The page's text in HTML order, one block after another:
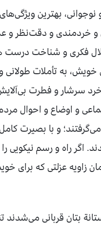
نوجوانی، بهترین
و خردمندی و دقت‌نظر
فکری و شناخت
خویش، به تأملات طولانی
خرد سرشار و فطرت
و اوضاع و احوال
و با بصیرت
اگر راه و رسم نیکویی
عزلتی که برای
بتان قربانی می‌شدند